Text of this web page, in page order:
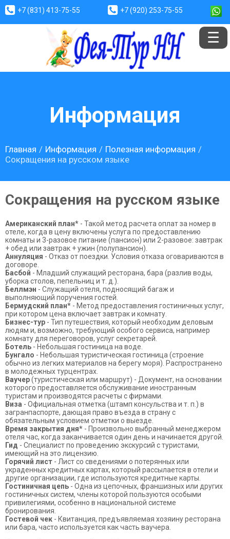
+7 (831) 413-75-55 +7 (920) 253-75-55
Информация
Главная Информация
Полезная информация
Сокращения на русском языке
Сокращения на русском языке
Американский план* - Такой метод расчета оплат за номер в
отеле, когда в цену включены услуга по предоставлению
комнаты и 3-разовое питание (пансион) или 2-разовое: завтрак
+ обед или завтрак + ужин (полупансион).
Аннуляция - Отказ от поездки. Условия отказа оговариваются в
договоре.
Басбой - Младший служащий ресторана, бара (разлив воды,
уборка столов, пепельниц и т. д.).
Беллмэн - Служащий отеля, подносящий багаж и
выполняющий поручения гостей.
Бермудский план* - Метод предоставления гостиничных услуг,
при котором цена включает завтрак и комнату.
Бизнес-тур - Тип путешествия, который необходим деловым
людям и, возможно, требующий особого сервиса, например
комнату для переговоров, услуг секретарей.
Ботель - Небольшая гостиница на воде.
Бунгало - Небольшая туристическая гостиница (строение
обычно из легких материалов на берегу моря). Распространено
в молодежных турцентрах.
Ваучер(туристическая или маршрут) - Документ, на основании
которого предоставляется обслуживание иностранным
туристам и производятся расчеты с фирмами.
Виза - Официальная отметка (штамп консульства и т. п.) в
загранпаспорте, дающая право въезда в страну с
обязательным условием отметки о выезде.
Время закрытия дня* - Произвольно выбранный менеджером
отеля час, когда заканчивается один день и начинается другой.
Гид - Специалист по проведению экскурсий с туристами,
имеющий на это лицензию.
Горячий лист - Лист со сведениями о потерянных или
украденных кредитных картах, который рассылается в отели и
другие организации, где используются кредитные карты.
Гостиничная цепь - Одна из цепочных, франшизных или других
гостиничных систем, члены которой пользуются особыми
привилегиями, особенно в национальной системе
бронирования.
Гостевой чек - Квитанция, предъявляемая хозяину ресторана
или бара, часто используется как часть ваучера.